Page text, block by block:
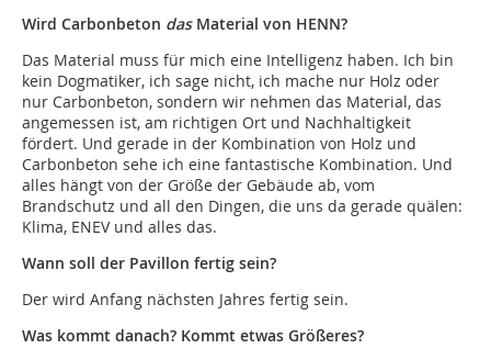
Wird Carbonbeton dasMaterial von HENN?
Das Material muss für mich eine Intelligenz haben. Ich bin
kein Dogmatiker, ich sage nicht, ich mache nur Holz oder
nur Carbonbeton, sondern wir nehmen das Material, das
angemessen ist, am richtigen Ort und Nachhaltigkeit
fördert. Und gerade in der Kombination von Holz und
Carbonbeton sehe ich eine fantastische Kombination. Und
alles hängt von der Größe der Gebäude ab, vom
Brandschutz und all den Dingen, die uns da gerade quälen:
Klima, ENEV und alles das.
Wann soll der Pavillon fertig sein?
Der wird Anfang nächsten Jahres fertig sein.
Was kommt danach? Kommt etwas Größeres?